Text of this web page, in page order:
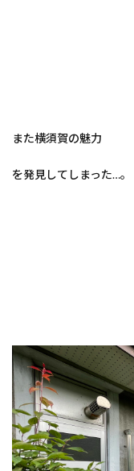
また横須賀の魅力
を発見してしまった…。